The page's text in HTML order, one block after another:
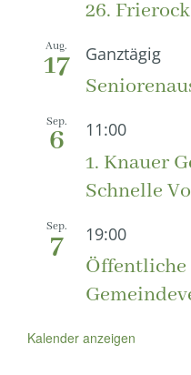
26.
Aug.
17 Ganztägig
Sep.
6 11:00
1. Knauer
Schnelle
Sep.
7 19:00
Kalender anzeigen